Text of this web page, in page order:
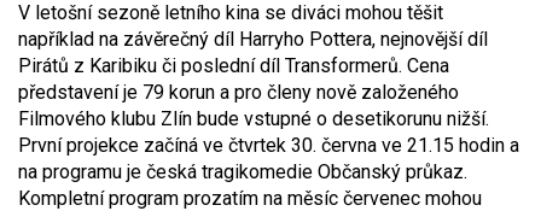
V letošní sezoně letního kina se diváci mohou těšit
například na závěrečný díl Harryho Pottera, nejnovější díl
Pirátů z Karibiku či poslední díl Transformerů. Cena
představení je 79 korun a pro členy nově založeného
Filmového klubu Zlín bude vstupné o desetikorunu nižší.
První projekce začíná ve čtvrtek 30. června ve 21.15 hodin a
na programu je česká tragikomedie Občanský průkaz.
Kompletní program prozatím na měsíc červenec mohou